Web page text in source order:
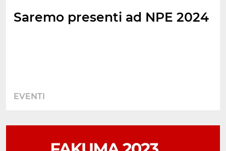
Saremo presenti ad NPE 2024
EVENTI